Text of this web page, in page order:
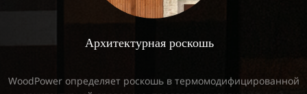
Архитектурная роскошь
WoodPower определяет роскошь в термомодифицированной